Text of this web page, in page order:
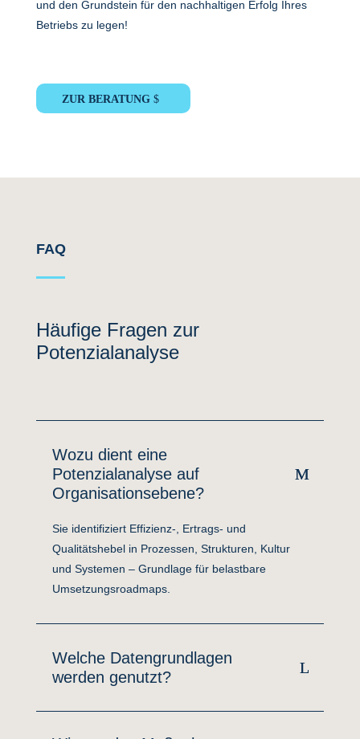
und den Grundstein für den nachhaltigen Erfolg Ihres
Betriebs zu legen!
ZUR BERATUNG
FAQ
Häufige Fragen zur
Potenzialanalyse
Wozu dient eine
Potenzialanalyse auf
Organisationsebene?
Sie identifiziert Effizienz‑ , Ertrags‑ und
Qualitätshebel in Prozessen, Strukturen, Kultur
und Systemen –Grundlage für belastbare
Umsetzungsroadmaps.
Welche Datengrundlagen
werden genutzt?